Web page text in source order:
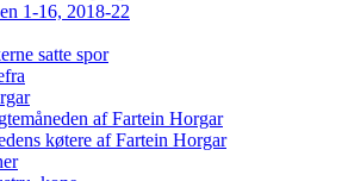
1-16, 2018-22
satte spor
af Fartein Horgar
køtere af Fartein Horgar